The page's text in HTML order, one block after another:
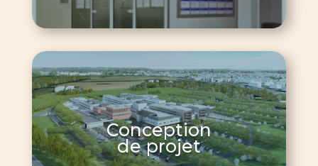
Conception
de projet